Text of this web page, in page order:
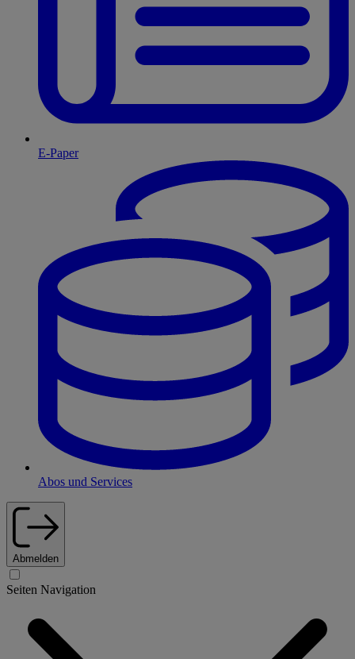
E-Paper
Abos und Services
Abmelden
Seiten Navigation